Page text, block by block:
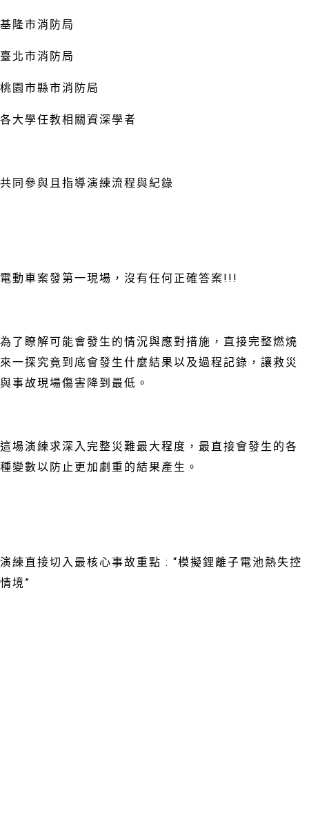
基隆市消防局
臺北市消防局
桃園市縣市消防局
各大學任教相關資深學者
共同參與且指導演練流程與紀錄
電動車案發第一現場，沒有任何正確答案!!!
為了瞭解可能會發生的情況與應對措施，直接完整燃燒
來一探究竟到底會發生什麼結果以及過程記錄，讓救災
與事故現場傷害降到最低。
這場演練求深入完整災難最大程度，最直接會發生的各
種變數以防止更加劇重的結果產生。
演練直接切入最核心事故重點 : “模擬鋰離子電池熱失控
情境”